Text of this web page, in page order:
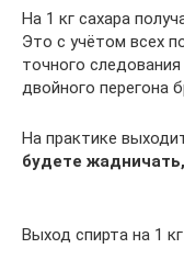
На 1 кг сахара
Это с учётом всех
точного
двойного перегона
На практике
будете
Выход спирта на 1